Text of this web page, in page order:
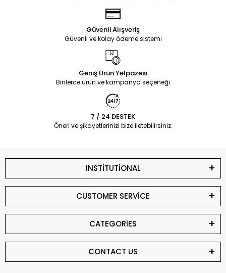
Güvenli Alışveriş
Güvenli ve kolay ödeme sistemi
Geniş Ürün Yelpazesi
Binlerce ürün ve kampanya seçeneği
7 / 24 DESTEK
Öneri ve şikayetlerinizi bize iletebilirsiniz.
INSTİTUTİONAL
CUSTOMER SERVİCE
CATEGORİES
CONTACT US